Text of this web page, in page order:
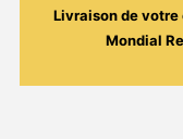
Livraison de
Mondial